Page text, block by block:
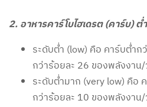
2. อาหารคาร์โบไฮเดรต (คาร์บ)
ระดับต่ำ (low) คือ คาร์บต่ำ
กว่าร้อยละ 26 ของพลังงาน
ระดับต่ำมาก (very low) คือ
กว่าร้อยละ 10 ของพลังงาน